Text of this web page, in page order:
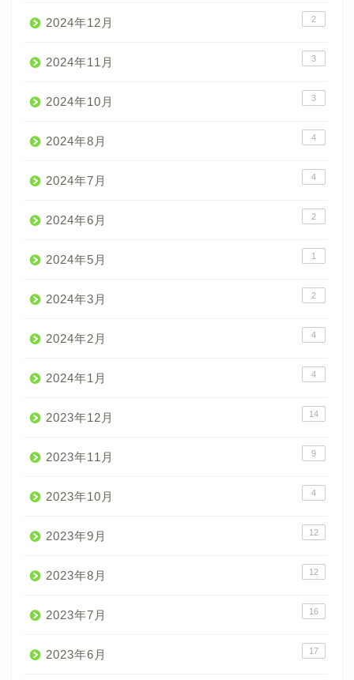
2024年12月 2
2024年11月 3
2024年10月 3
2024年8月 4
2024年7月 4
2024年6月 2
2024年5月 1
2024年3月 2
2024年2月 4
2024年1月 4
2023年12月 14
2023年11月 9
2023年10月 4
2023年9月 12
2023年8月 12
2023年7月 16
2023年6月 17